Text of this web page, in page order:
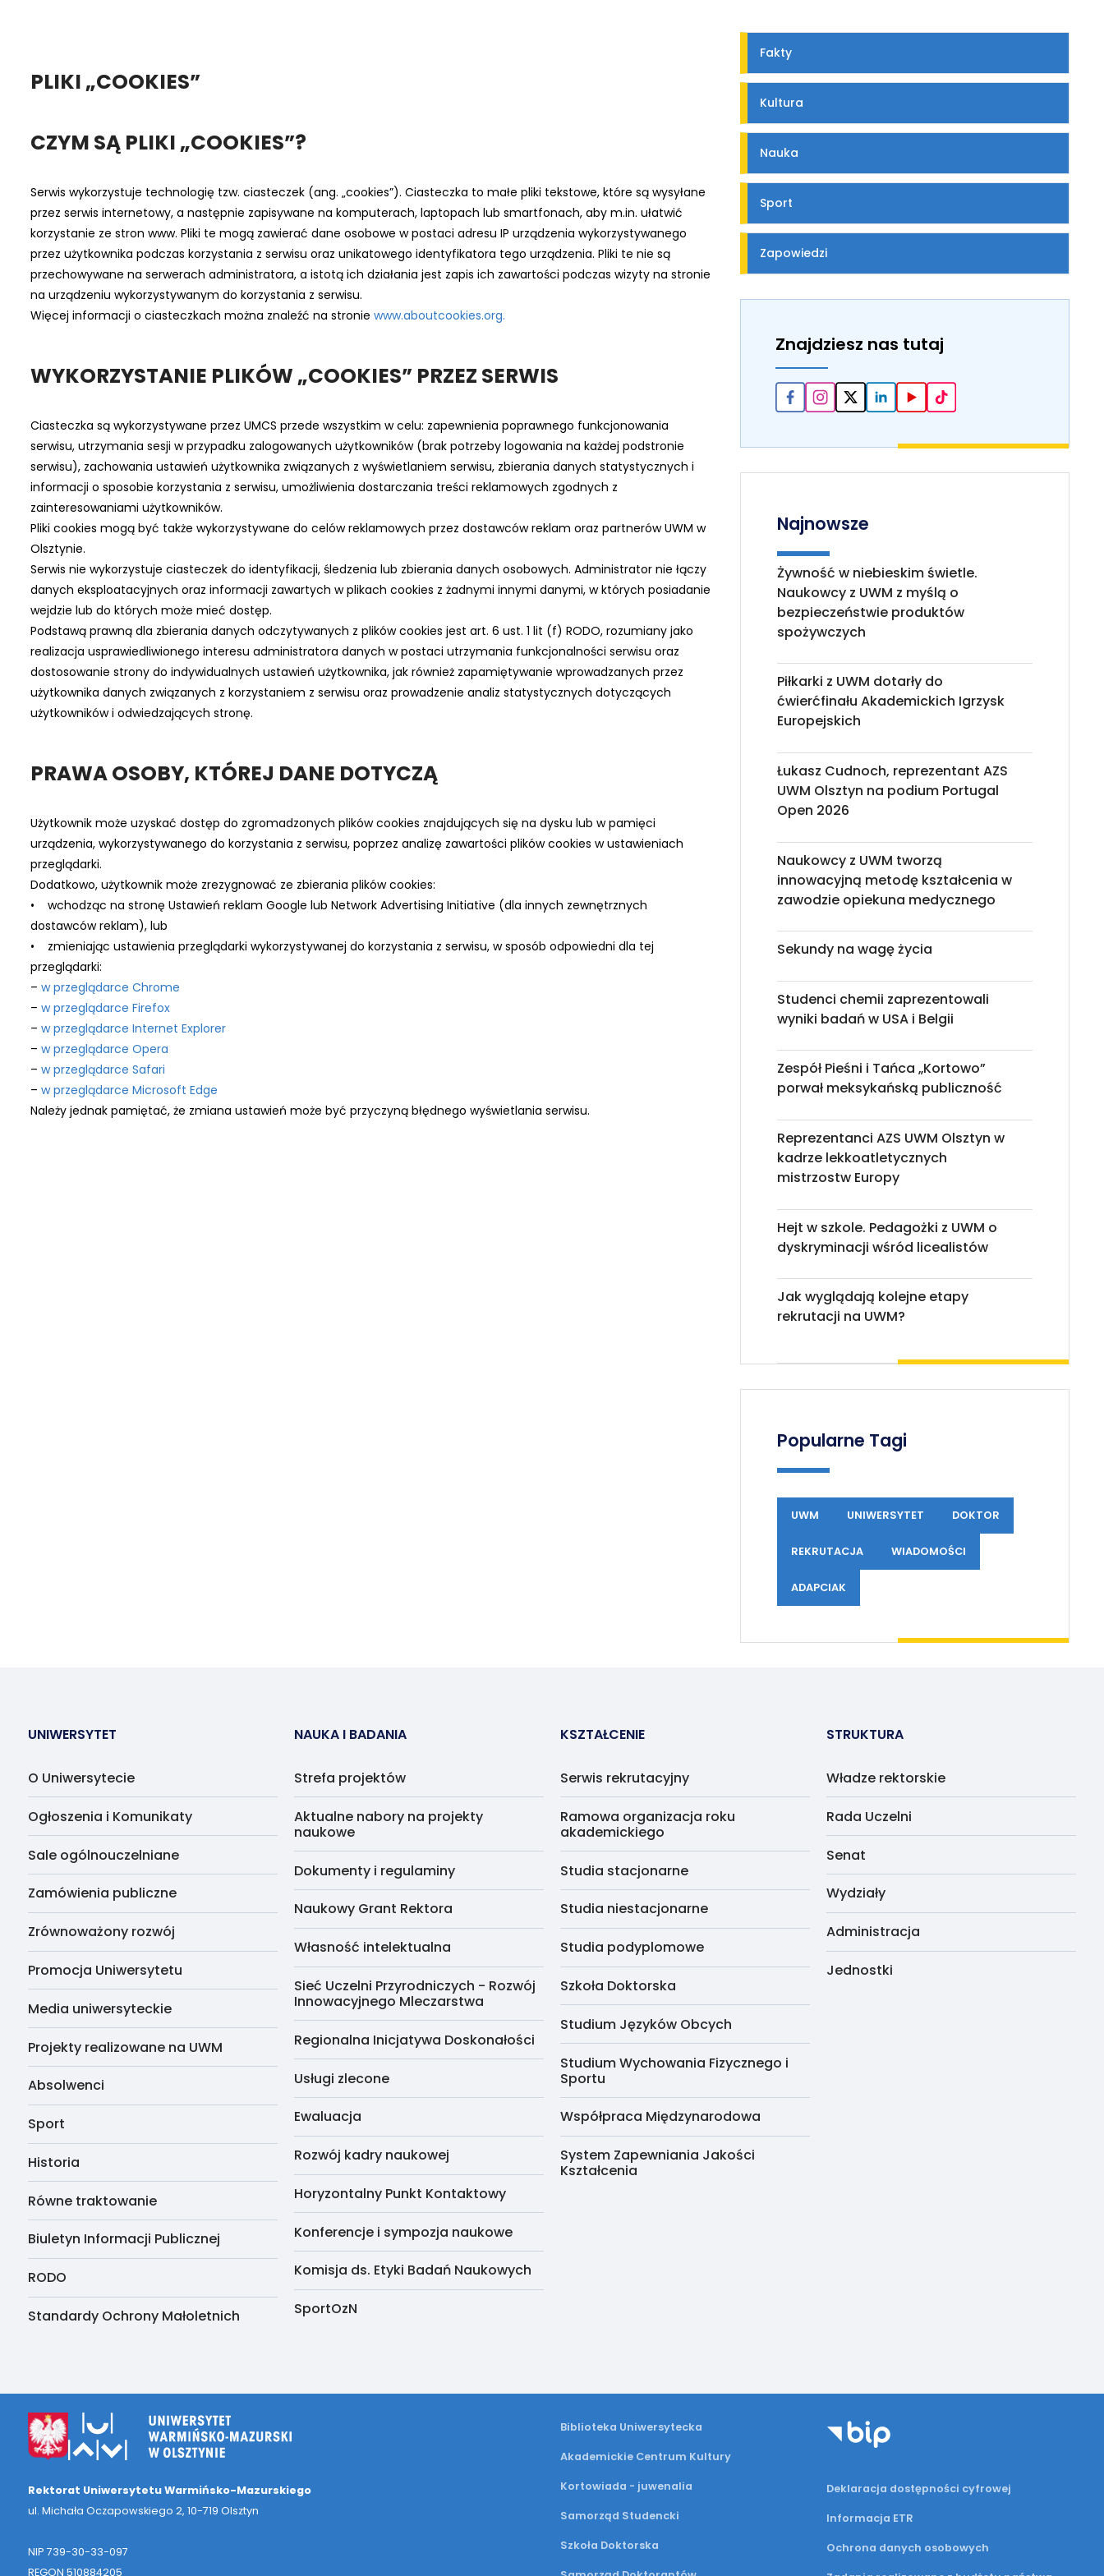
PLIKI „COOKIES”
CZYM SĄ PLIKI „COOKIES”?
Serwis wykorzystuje technologię tzw. ciasteczek (ang. „cookies”). Ciasteczka to małe pliki tekstowe, które są wysyłane
przez serwis internetowy, a następnie zapisywane na komputerach, laptopach lub smartfonach, aby m.in. ułatwić
korzystanie ze stron www. Pliki te mogą zawierać dane osobowe w postaci adresu IP urządzenia wykorzystywanego
przez użytkownika podczas korzystania z serwisu oraz unikatowego identyfikatora tego urządzenia. Pliki te nie są
przechowywane na serwerach administratora, a istotą ich działania jest zapis ich zawartości podczas wizyty na stronie
na urządzeniu wykorzystywanym do korzystania z serwisu.
Więcej informacji o ciasteczkach można znaleźć na stronie www.aboutcookies.org.
WYKORZYSTANIE PLIKÓW „COOKIES” PRZEZ SERWIS
Ciasteczka są wykorzystywane przez UMCS przede wszystkim w celu: zapewnienia poprawnego funkcjonowania
serwisu, utrzymania sesji w przypadku zalogowanych użytkowników (brak potrzeby logowania na każdej podstronie
serwisu), zachowania ustawień użytkownika związanych z wyświetlaniem serwisu, zbierania danych statystycznych i
informacji o sposobie korzystania z serwisu, umożliwienia dostarczania treści reklamowych zgodnych z
zainteresowaniami użytkowników.
Pliki cookies mogą być także wykorzystywane do celów reklamowych przez dostawców reklam oraz partnerów UWM w
Olsztynie.
Serwis nie wykorzystuje ciasteczek do identyfikacji, śledzenia lub zbierania danych osobowych. Administrator nie łączy
danych eksploatacyjnych oraz informacji zawartych w plikach cookies z żadnymi innymi danymi, w których posiadanie
wejdzie lub do których może mieć dostęp.
Podstawą prawną dla zbierania danych odczytywanych z plików cookies jest art. 6 ust. 1 lit (f) RODO, rozumiany jako
realizacja usprawiedliwionego interesu administratora danych w postaci utrzymania funkcjonalności serwisu oraz
dostosowanie strony do indywidualnych ustawień użytkownika, jak również zapamiętywanie wprowadzanych przez
użytkownika danych związanych z korzystaniem z serwisu oraz prowadzenie analiz statystycznych dotyczących
użytkowników i odwiedzających stronę.
PRAWA OSOBY, KTÓREJ DANE DOTYCZĄ
Użytkownik może uzyskać dostęp do zgromadzonych plików cookies znajdujących się na dysku lub w pamięci
urządzenia, wykorzystywanego do korzystania z serwisu, poprzez analizę zawartości plików cookies w ustawieniach
przeglądarki.
Dodatkowo, użytkownik może zrezygnować ze zbierania plików cookies:
• wchodząc na stronę Ustawień reklam Google lub Network Advertising Initiative (dla innych zewnętrznych
dostawców reklam), lub
• zmieniając ustawienia przeglądarki wykorzystywanej do korzystania z serwisu, w sposób odpowiedni dla tej
przeglądarki:
– w przeglądarce Chrome
– w przeglądarce Firefox
– w przeglądarce Internet Explorer
– w przeglądarce Opera
– w przeglądarce Safari
– w przeglądarce Microsoft Edge
Należy jednak pamiętać, że zmiana ustawień może być przyczyną błędnego wyświetlania serwisu.
Fakty
Kultura
Nauka
Sport
Zapowiedzi
Znajdziesz nas tutaj
Najnowsze
Żywność w niebieskim świetle.
Naukowcy z UWM z myślą o
bezpieczeństwie produktów
spożywczych
Piłkarki z UWM dotarły do
ćwierćfinału Akademickich Igrzysk
Europejskich
Łukasz Cudnoch, reprezentant AZS
UWM Olsztyn na podium Portugal
Open 2026
Naukowcy z UWM tworzą
innowacyjną metodę kształcenia w
zawodzie opiekuna medycznego
Sekundy na wagę życia
Studenci chemii zaprezentowali
wyniki badań w USA i Belgii
Zespół Pieśni i Tańca „Kortowo”
porwał meksykańską publiczność
Reprezentanci AZS UWM Olsztyn w
kadrze lekkoatletycznych
mistrzostw Europy
Hejt w szkole. Pedagożki z UWM o
dyskryminacji wśród licealistów
Jak wyglądają kolejne etapy
rekrutacji na UWM?
Popularne Tagi
UWM UNIWERSYTET DOKTOR
REKRUTACJA WIADOMOŚCI
ADAPCIAK
UNIWERSYTET
O Uniwersytecie
Ogłoszenia i Komunikaty
Sale ogólnouczelniane
Zamówienia publiczne
Zrównoważony rozwój
Promocja Uniwersytetu
Media uniwersyteckie
Projekty realizowane na UWM
Absolwenci
Sport
Historia
Równe traktowanie
Biuletyn Informacji Publicznej
RODO
Standardy Ochrony Małoletnich
NAUKA I BADANIA
Strefa projektów
Aktualne nabory na projekty
naukowe
Dokumenty i regulaminy
Naukowy Grant Rektora
Własność intelektualna
Sieć Uczelni Przyrodniczych - Rozwój
Innowacyjnego Mleczarstwa
Regionalna Inicjatywa Doskonałości
Usługi zlecone
Ewaluacja
Rozwój kadry naukowej
Horyzontalny Punkt Kontaktowy
Konferencje i sympozja naukowe
Komisja ds. Etyki Badań Naukowych
SportOzN
KSZTAŁCENIE
Serwis rekrutacyjny
Ramowa organizacja roku
akademickiego
Studia stacjonarne
Studia niestacjonarne
Studia podyplomowe
Szkoła Doktorska
Studium Języków Obcych
Studium Wychowania Fizycznego i
Sportu
Współpraca Międzynarodowa
System Zapewniania Jakości
Kształcenia
STRUKTURA
Władze rektorskie
Rada Uczelni
Senat
Wydziały
Administracja
Jednostki
Rektorat Uniwersytetu Warmińsko-Mazurskiego
ul. Michała Oczapowskiego 2, 10-719 Olsztyn
NIP 739-30-33-097
REGON 510884205
Biblioteka Uniwersytecka
Akademickie Centrum Kultury
Kortowiada - juwenalia
Samorząd Studencki
Szkoła Doktorska
Deklaracja dostępności cyfrowej
Informacja ETR
Ochrona danych osobowych